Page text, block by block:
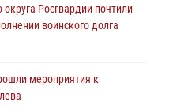
Росгвардии почтили
воинского долга
мероприятия к